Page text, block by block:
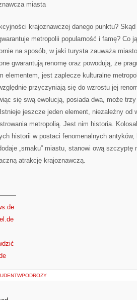
miasta
krajoznawczej danego punktu?
metropolii popularność i famę? Co
na sposób, w jaki turysta zauważa
gwarantują renomę oraz powodują, że
elementem, jest zaplecze kulturalne
przyczyniają się do wzrostu jej
się swą ewolucją, posiada dwa, może
jeszcze jeden element, niezależny od
metropolią. Jest nim historia.
historii w postaci fenomenalnych
„smaku” miastu, stanowi ową szczyptę
atrakcję krajoznawczą.